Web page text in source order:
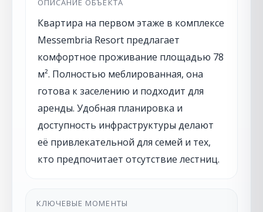
ОПИСАНИЕ ОБЪЕКТА
Квартира на первом этаже в комплексе
Messembria Resort предлагает
комфортное проживание площадью 78
м². Полностью меблированная, она
готова к заселению и подходит для
аренды. Удобная планировка и
доступность инфраструктуры делают
её привлекательной для семей и тех,
кто предпочитает отсутствие лестниц.
КЛЮЧЕВЫЕ МОМЕНТЫ